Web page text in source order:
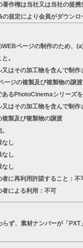
作権は当社又は当社の提携
規定により会員がダウンロ
ページの制作のため、(a)
。
はその加工物を含んで制作
ジの複製及び複製物の譲渡
PhotoCinemaシリーズを
はその加工物を含んで制作
製及び複製物の譲渡
なし
なし
なし
者に再利用許諾すること：不
者による利用：不可
ず、素材ナンバーが「PXT